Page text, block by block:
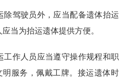
除驾驶员外，应当配备遗体抬运
当为抬运遗体提供方便。
工作人员应当遵守操作规程和职
明服务，佩戴工牌。接运遗体时